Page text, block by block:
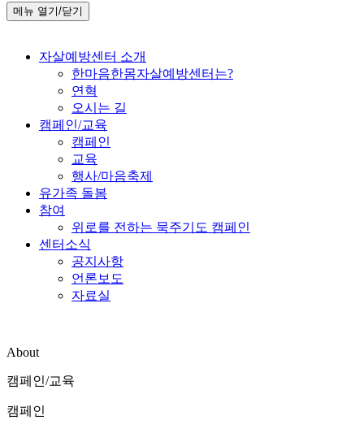
메뉴 열기/닫기
자살예방센터 소개
한마음한몸자살예방센터는?
연혁
오시는 길
캠페인/교육
캠페인
교육
행사/마음축제
유가족 돌봄
참여
위로를 전하는 묵주기도 캠페인
센터소식
공지사항
언론보도
자료실
About
캠페인/교육
캠페인